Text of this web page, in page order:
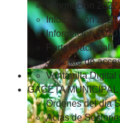
Información 2022
Información 2021
Información 2020
Portal Nacional
Solicitud de
Ventanilla Digital
GACETA MUNICIPAL
Ordenes del día
Actas de